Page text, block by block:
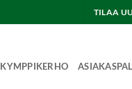
TILAA
KYMPPIKERHO